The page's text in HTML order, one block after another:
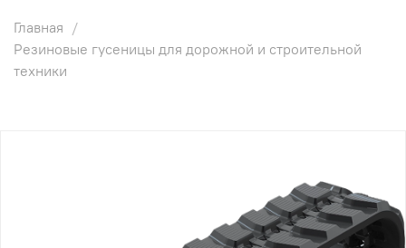
Главная
Резиновые гусеницы для дорожной и строительной
техники